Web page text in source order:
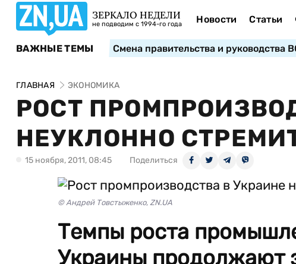
ЗЕРКАЛО НЕДЕЛИ
не подводим с 1994-го года Новости Статьи
ВАЖНЫЕ ТЕМЫ Смена правительства и руководства
ГЛАВНАЯ ЭКОНОМИКА
РОСТ
НЕУКЛОННО
15 ноября, 2011, 08:45 Поделиться
© Андрей Товстыженко, ZN.UA
Темпы роста
Украины продолжают